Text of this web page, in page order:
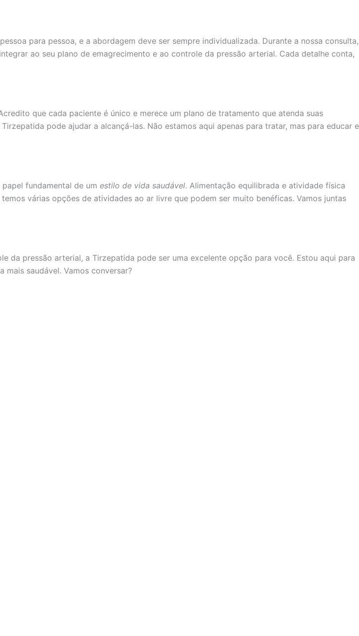
para pessoa, e a abordagem deve ser sempre individualizada. Durante a nossa consulta,
ao seu plano de emagrecimento e ao controle da pressão arterial. Cada detalhe conta,
que cada paciente é único e merece um plano de tratamento que atenda suas
pode ajudar a alcançá-las. Não estamos aqui apenas para tratar, mas para educar e
fundamental de um estilo de vida saudável. Alimentação equilibrada e atividade física
várias opções de atividades ao ar livre que podem ser muito benéficas. Vamos juntas
da pressão arterial, a Tirzepatida pode ser uma excelente opção para você. Estou aqui para
mais saudável. Vamos conversar?